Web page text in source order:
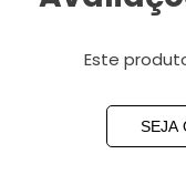
Este
SEJA